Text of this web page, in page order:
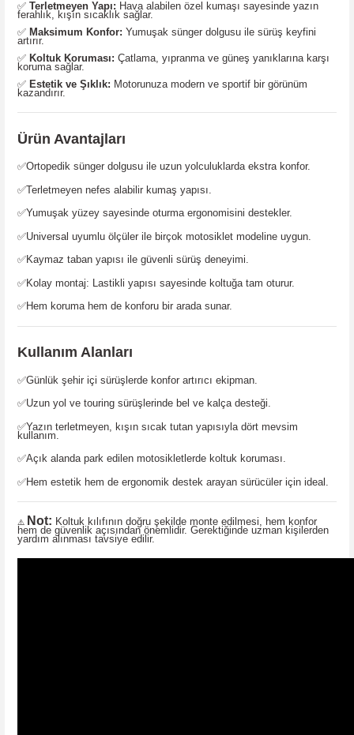
✅ Terletmeyen Yapı: Hava alabilen özel kumaşı sayesinde yazın
ferahlık, kışın sıcaklık sağlar.
✅ Maksimum Konfor: Yumuşak sünger dolgusu ile sürüş keyfini
artırır.
✅ Koltuk Koruması: Çatlama, yıpranma ve güneş yanıklarına karşı
koruma sağlar.
✅ Estetik ve Şıklık: Motorunuza modern ve sportif bir görünüm
kazandırır.
Ürün Avantajları
✅Ortopedik sünger dolgusu ile uzun yolculuklarda ekstra konfor.
✅Terletmeyen nefes alabilir kumaş yapısı.
✅Yumuşak yüzey sayesinde oturma ergonomisini destekler.
✅Universal uyumlu ölçüler ile birçok motosiklet modeline uygun.
✅Kaymaz taban yapısı ile güvenli sürüş deneyimi.
✅Kolay montaj: Lastikli yapısı sayesinde koltuğa tam oturur.
✅Hem koruma hem de konforu bir arada sunar.
Kullanım Alanları
✅Günlük şehir içi sürüşlerde konfor artırıcı ekipman.
✅Uzun yol ve touring sürüşlerinde bel ve kalça desteği.
✅Yazın terletmeyen, kışın sıcak tutan yapısıyla dört mevsim
kullanım.
✅Açık alanda park edilen motosikletlerde koltuk koruması.
✅Hem estetik hem de ergonomik destek arayan sürücüler için ideal.
⚠️ Not: Koltuk kılıfının doğru şekilde monte edilmesi, hem konfor
hem de güvenlik açısından önemlidir. Gerektiğinde uzman kişilerden
yardım alınması tavsiye edilir.